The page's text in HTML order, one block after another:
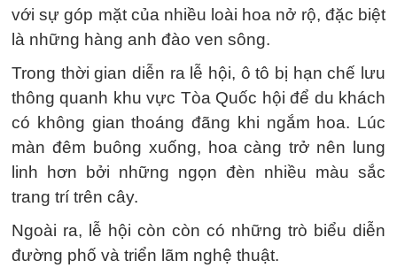
với sự góp mặt của nhiều loài hoa nở rộ, đặc biệt
là những hàng anh đào ven sông.
Trong thời gian diễn ra lễ hội, ô tô bị hạn chế lưu
thông quanh khu vực Tòa Quốc hội để du khách
có không gian thoáng đãng khi ngắm hoa. Lúc
màn đêm buông xuống, hoa càng trở nên lung
linh hơn bởi những ngọn đèn nhiều màu sắc
trang trí trên cây.
Ngoài ra, lễ hội còn còn có những trò biểu diễn
đường phố và triển lãm nghệ thuật.